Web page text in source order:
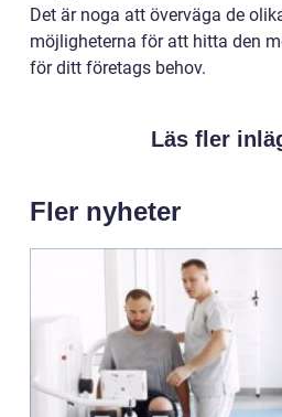
Det är noga att överväga de
möjligheterna för att hitta den
för ditt företags behov.
Läs fler
Fler nyheter